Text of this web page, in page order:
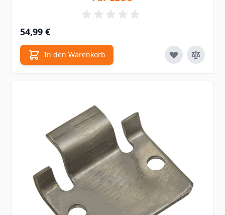
54,99 €
In den Warenkorb